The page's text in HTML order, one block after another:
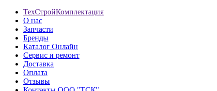
ТехСтройКомплектация
О нас
Запчасти
Бренды
Каталог Онлайн
Сервис и ремонт
Доставка
Оплата
Отзывы